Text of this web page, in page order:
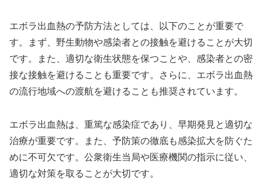
エボラ出血熱の予防方法としては、以下のことが重要で
す。まず、野生動物や感染者との接触を避けることが大切
です。また、適切な衛生状態を保つことや、感染者との密
接な接触を避けることも重要です。さらに、エボラ出血熱
の流行地域への渡航を避けることも推奨されています。
エボラ出血熱は、重篤な感染症であり、早期発見と適切な
治療が重要です。また、予防策の徹底も感染拡大を防ぐた
めに不可欠です。公衆衛生当局や医療機関の指示に従い、
適切な対策を取ることが大切です。